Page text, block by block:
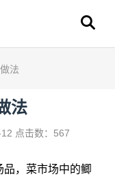
法
法
点击数：567
，菜市场中的鲫